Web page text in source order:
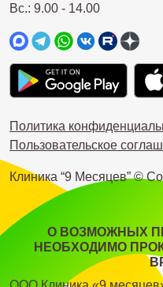
Вс.: 9.00 - 14.00
Клиника “9 Месяцев” ©
Политика
Пользовательское
О ВОЗМОЖНЫХ
НЕОБХОДИМО